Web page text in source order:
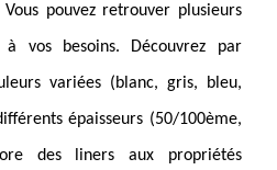
pouvez retrouver plusieurs
vos besoins. Découvrez par
variées (blanc, gris, bleu,
épaisseurs (50/100ème,
des liners aux propriétés